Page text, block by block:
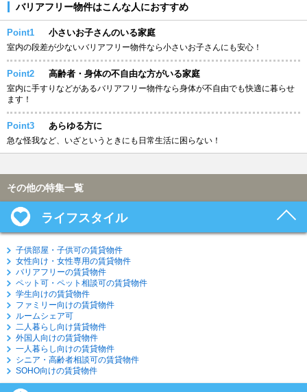
バリアフリー物件はこんな人におすすめ
Point1 小さいお子さんのいる家庭
室内の段差が少ないバリアフリー物件なら小さいお子さんにも安心！
Point2 高齢者・身体の不自由な方がいる家庭
室内に手すりなどがあるバリアフリー物件なら身体が不自由でも快適に暮らせ
ます！
Point3 あらゆる方に
急な怪我など、いざというときにも日常生活に困らない！
その他の特集一覧
ライフスタイル
子供部屋・子供可の賃貸物件
女性向け・女性専用の賃貸物件
バリアフリーの賃貸物件
ペット可・ペット相談可の賃貸物件
学生向けの賃貸物件
ファミリー向けの賃貸物件
ルームシェア可
二人暮らし向け賃貸物件
外国人向けの賃貸物件
一人暮らし向けの賃貸物件
シニア・高齢者相談可の賃貸物件
SOHO向けの賃貸物件